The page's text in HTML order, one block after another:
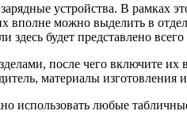
устройства. В рамках
вполне можно выделить в
здесь будет представлено
после чего включите их
материалы изготовления
использовать любые